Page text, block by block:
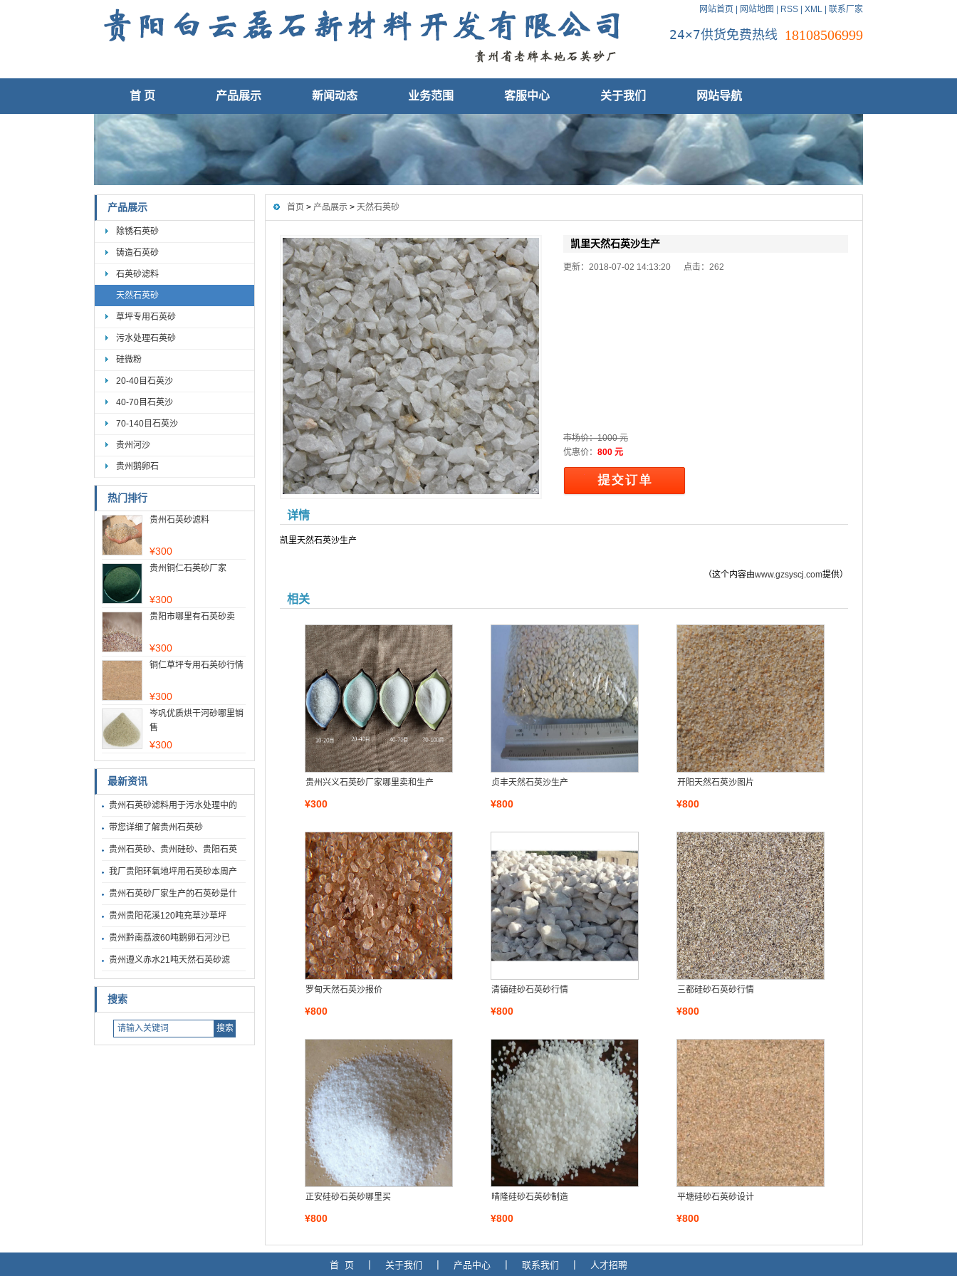
网站首页 网站地图 RSS XML 联系厂家
18108506999
24×7供货免费热线
首 页 产品展示 新闻动态 业务范围 客服中心 关于我们 网站导航
产品展示
除锈石英砂
铸造石英砂
石英砂滤料
天然石英砂
草坪专用石英砂
污水处理石英砂
硅微粉
20-40目石英沙
40-70目石英沙
70-140目石英沙
贵州河沙
贵州鹅卵石
热门排行
贵州石英砂滤料
¥300
贵州铜仁石英砂厂家
¥300
贵阳市哪里有石英砂卖
¥300
铜仁草坪专用石英砂行情
¥300
岑巩优质烘干河砂哪里销
售
¥300
最新资讯
贵州石英砂滤料用于污水处理中的
带您详细了解贵州石英砂
贵州石英砂、贵州硅砂、贵阳石英
我厂贵阳环氧地坪用石英砂本周产
贵州石英砂厂家生产的石英砂是什
贵州贵阳花溪120吨充草沙草坪
贵州黔南荔波60吨鹅卵石河沙已
贵州遵义赤水21吨天然石英砂滤
搜索
首页 > 产品展示 > 天然石英砂
凯里天然石英沙生产
更新：2018-07-02 14:13:20 点击： 262
市场价：1000 元
优惠价： 800 元
详情
凯里天然石英沙生产
（这个内容由www.gzsyscj.com提供）
相关
贵州兴义石英砂厂家哪里卖和生产
¥300
贞丰天然石英沙生产
¥800
开阳天然石英沙图片
¥800
罗甸天然石英沙报价
¥800
清镇硅砂石英砂行情
¥800
三都硅砂石英砂行情
¥800
正安硅砂石英砂哪里买
¥800
晴隆硅砂石英砂制造
¥800
平塘硅砂石英砂设计
¥800
首 页 关于我们 产品中心 联系我们 人才招聘